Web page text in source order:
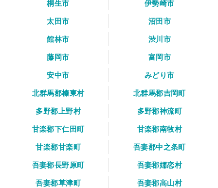
桐生市
伊勢崎市
太田市
沼田市
館林市
渋川市
藤岡市
富岡市
安中市
みどり市
北群馬郡榛東村
北群馬郡吉岡町
多野郡上野村
多野郡神流町
甘楽郡下仁田町
甘楽郡南牧村
甘楽郡甘楽町
吾妻郡中之条町
吾妻郡長野原町
吾妻郡嬬恋村
吾妻郡草津町
吾妻郡高山村